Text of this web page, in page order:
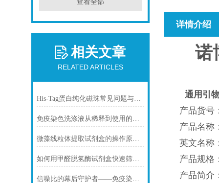
查看全部
相关文章
RELATED ARTICLES
His-Tag蛋白纯化磁珠常见问题与解决方案
免疫染色洗涤液从稀释到使用的完整流程
微藻线粒体提取试剂盒的操作原理与实验优化指南
如何用甲醛脱氢酶试剂盒快速筛查食品中甲醛残留？
信噪比的幕后守护者——免疫染色洗涤液的科学原理与核心价值
详情介绍
诺
通用引
产品货号
产品名称
英文名称
产品规格
产品简介